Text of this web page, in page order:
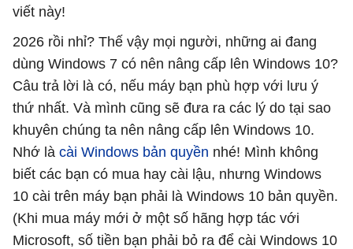
viết này!
2026 rồi nhỉ? Thế vậy mọi người, những ai đang
dùng Windows 7 có nên nâng cấp lên Windows 10?
Câu trả lời là có, nếu máy bạn phù hợp với lưu ý
thứ nhất. Và mình cũng sẽ đưa ra các lý do tại sao
khuyên chúng ta nên nâng cấp lên Windows 10.
Nhớ là cài Windows bản quyền nhé! Mình không
biết các bạn có mua hay cài lậu, nhưng Windows
10 cài trên máy bạn phải là Windows 10 bản quyền.
(Khi mua máy mới ở một số hãng hợp tác với
Microsoft, số tiền bạn phải bỏ ra để cài Windows 10